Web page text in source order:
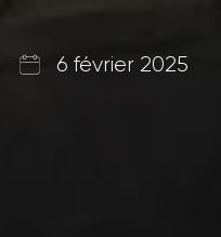
6 février 2025